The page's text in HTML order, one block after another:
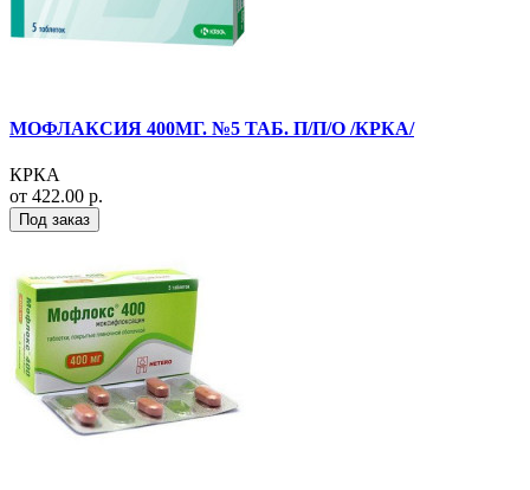
МОФЛАКСИЯ 400МГ. №5 ТАБ. П/П/О /КРКА/
КРКА
от 422.00 р.
Под заказ